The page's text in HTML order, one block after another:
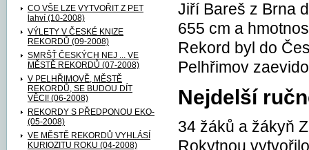
CO VŠE LZE VYTVOŘIT Z PET
lahví (10-2008)
VÝLETY V ČESKÉ KNIZE
REKORDŮ (09-2008)
SMRŠŤ ČESKÝCH NEJ ... VE
MĚSTĚ REKORDŮ (07-2008)
V PELHŘIMOVĚ, MĚSTĚ
REKORDŮ, SE BUDOU DÍT
VĚCI! (06-2008)
REKORDY S PŘEDPONOU EKO-
(05-2008)
VE MĚSTĚ REKORDŮ VYHLÁSÍ
KURIOZITU ROKU (04-2008)
Jiří Bareš z Brna
655 cm a
Rekord byl do
Pelhřimov
Nejdelší
34 žáků a žákyň
Rokytnou